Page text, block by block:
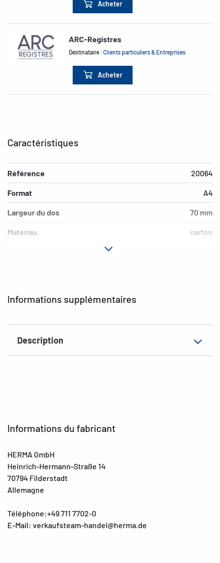
Acheter
ARC-Registres
Destinataire :Clients particuliers & Entreprises
Acheter
Informations supplémentaires
Description
Caractéristiques
Référence 20064
Format A4
Largeur du dos 70 mm
Matériau carton
EAN
Informations du fabricant
HERMA GmbH
Heinrich-Hermann-Straße 14
70794 Filderstadt
Allemagne
Téléphone:+49 711 7702-0
E-Mail: verkaufsteam-handel@herma.de